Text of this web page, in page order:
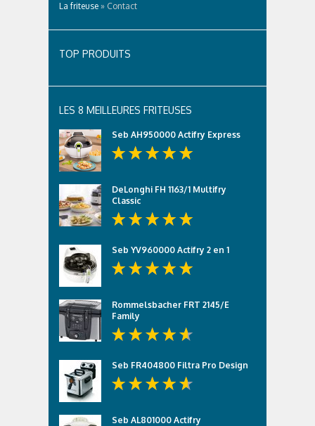
La friteuse » Contact
TOP PRODUITS
LES 8 MEILLEURES FRITEUSES
Seb AH950000 Actifry Express
DeLonghi FH 1163/1 Multifry
Classic
Seb YV960000 Actifry 2 en 1
Rommelsbacher FRT 2145/E
Family
Seb FR404800 Filtra Pro Design
Seb AL801000 Actifry